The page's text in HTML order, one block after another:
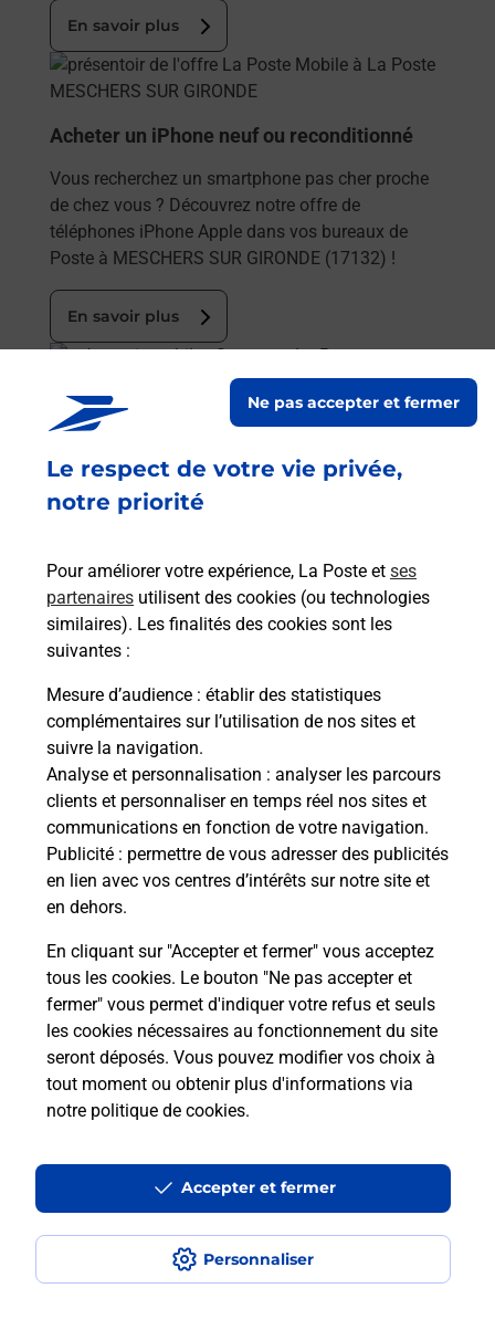
Le respect de votre vie privée,
notre priorité
Pour améliorer votre expérience, La Poste et ses
partenaires utilisent des cookies (ou technologies
similaires). Les finalités des cookies sont les
suivantes :
Mesure d’audience : établir des statistiques
complémentaires sur l’utilisation de nos sites et
suivre la navigation.
Analyse et personnalisation : analyser les parcours
clients et personnaliser en temps réel nos sites et
communications en fonction de votre navigation.
Publicité : permettre de vous adresser des publicités
en lien avec vos centres d’intérêts sur notre site et
en dehors.
En cliquant sur "Accepter et fermer" vous acceptez
tous les cookies. Le bouton "Ne pas accepter et
fermer" vous permet d'indiquer votre refus et seuls
les cookies nécessaires au fonctionnement du site
seront déposés. Vous pouvez modifier vos choix à
tout moment ou obtenir plus d'informations via
notre politique de cookies.
Personnaliser
Ne pas accepter et fermer
Accepter et fermer
En savoir plus
En savoir plus
Acheter un iPhone neuf ou reconditionné
Vous recherchez un smartphone pas cher proche
de chez vous ? Découvrez notre offre de
téléphones iPhone Apple dans vos bureaux de
Poste à MESCHERS SUR GIRONDE (17132) !
En savoir plus
En savoir plus
Acheter un smartphone Samsung
Vous recherchez un smartphone pas cher proche
de chez vous ? Découvrez notre offre de
En savoir plus
En savoir plus
Souscrire à la téléassistance
Besoin d’un système de téléassistance à l’intérieur
et/ou à l’extérieur de votre domicile ? Découvrez
les offres téléalarme dans votre bureau de Poste à
MESCHERS SUR GIRONDE.
En savoir plus
MESCHERS SUR GIRONDE
MESCHERS SUR GIRONDE
Accessibilité : partiellement conforme
Conditions contractuelles
Mentions légales